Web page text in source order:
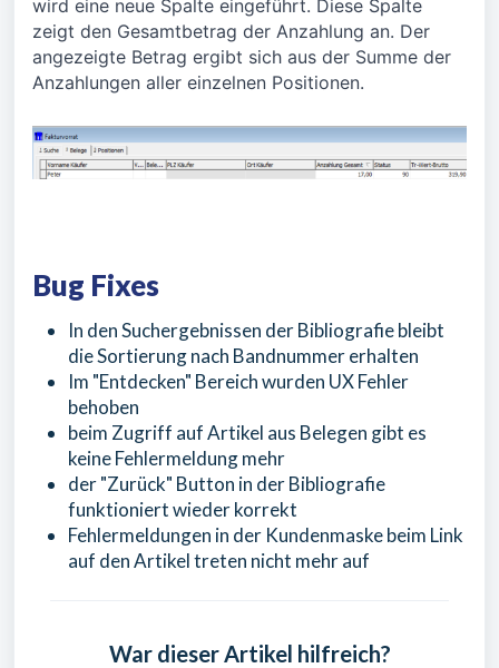
wird eine neue Spalte eingeführt. Diese Spalte
zeigt den Gesamtbetrag der Anzahlung an. Der
angezeigte Betrag ergibt sich aus der Summe der
Anzahlungen aller einzelnen Positionen.
Bug Fixes
In den Suchergebnissen der Bibliografie bleibt
die Sortierung nach Bandnummer erhalten
Im "Entdecken" Bereich wurden UX Fehler
behoben
beim Zugriff auf Artikel aus Belegen gibt es
keine Fehlermeldung mehr
der "Zurück" Button in der Bibliografie
funktioniert wieder korrekt
Fehlermeldungen in der Kundenmaske beim Link
auf den Artikel treten nicht mehr auf
War dieser Artikel hilfreich?